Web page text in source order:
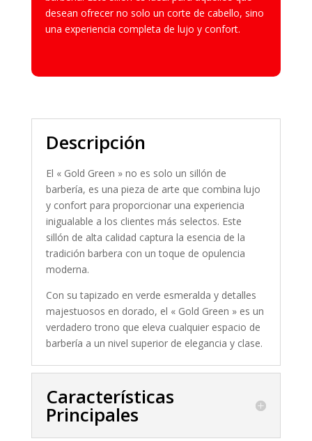
desean ofrecer no solo un corte de cabello, sino
una experiencia completa de lujo y confort.
Descripción
El « Gold Green » no es solo un sillón de
barbería, es una pieza de arte que combina lujo
y confort para proporcionar una experiencia
inigualable a los clientes más selectos. Este
sillón de alta calidad captura la esencia de la
tradición barbera con un toque de opulencia
moderna.
Con su tapizado en verde esmeralda y detalles
majestuosos en dorado, el « Gold Green » es un
verdadero trono que eleva cualquier espacio de
barbería a un nivel superior de elegancia y clase.
Características
Principales